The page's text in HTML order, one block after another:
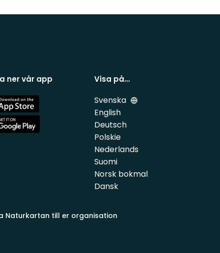
ner vår app Visa på…
Svenska
English
Deutsch
Polskie
Nederlands
Suomi
Norsk bokmal
Dansk
Naturkartan till er organisation